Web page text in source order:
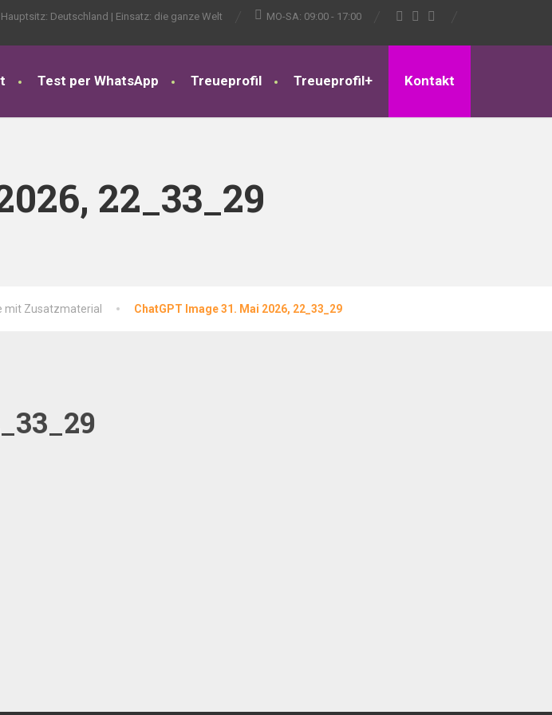
Hauptsitz: Deutschland | Einsatz: die ganze Welt MO-SA: 09:00 - 17:00
Test per WhatsApp Treueprofil Treueprofil+ Kontakt
22_33_29
mit Zusatzmaterial ChatGPT Image 31. Mai 2026, 22_33_29